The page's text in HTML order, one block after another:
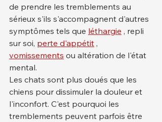
de prendre les tremblements au
sérieux s'ils s'accompagnent d'autres
symptômes tels que léthargie , repli
sur soi, perte d'appétit ,
vomissements ou altération de l'état
mental.
Les chats sont plus doués que les
chiens pour dissimuler la douleur et
l'inconfort. C'est pourquoi les
tremblements peuvent parfois être